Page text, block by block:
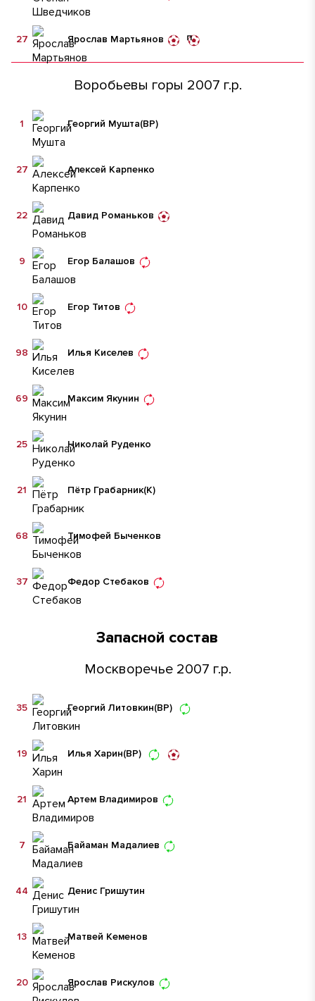
Ярослав Мартьянов
27
Воробьевы горы 2007 г.р.
Георгий Мушта(ВР)
1
Алексей Карпенко
27
Давид Романьков
22
Егор Балашов
9
Егор Титов
10
Илья Киселев
98
Максим Якунин
69
Николай Руденко
25
Пётр Грабарник(К)
21
Тимофей Быченков
68
Федор Стебаков
37
Запасной состав
Москворечье 2007 г.р.
Георгий Литовкин(ВР)
35
Илья Харин(ВР)
19
Артем Владимиров
21
Байаман Мадалиев
7
Денис Гришутин
44
Матвей Кеменов
13
Ярослав Рискулов
20